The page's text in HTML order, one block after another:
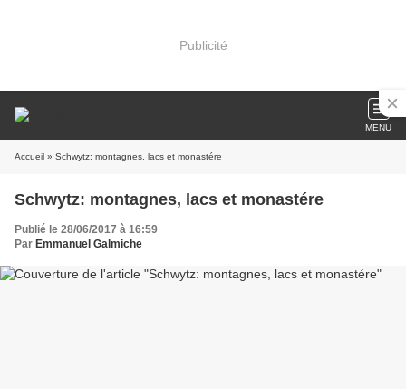
Publicité
MENU
Accueil » Schwytz: montagnes, lacs et monastére
Schwytz: montagnes, lacs et monastére
Publié le 28/06/2017 à 16:59
Par Emmanuel Galmiche